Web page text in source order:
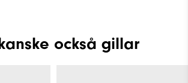
också gillar